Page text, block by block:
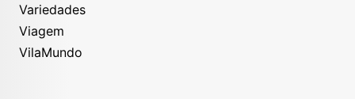
Variedades
Viagem
VilaMundo